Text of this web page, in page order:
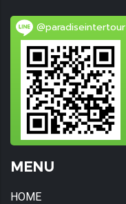
@paradiseintertour
MENU
HOME